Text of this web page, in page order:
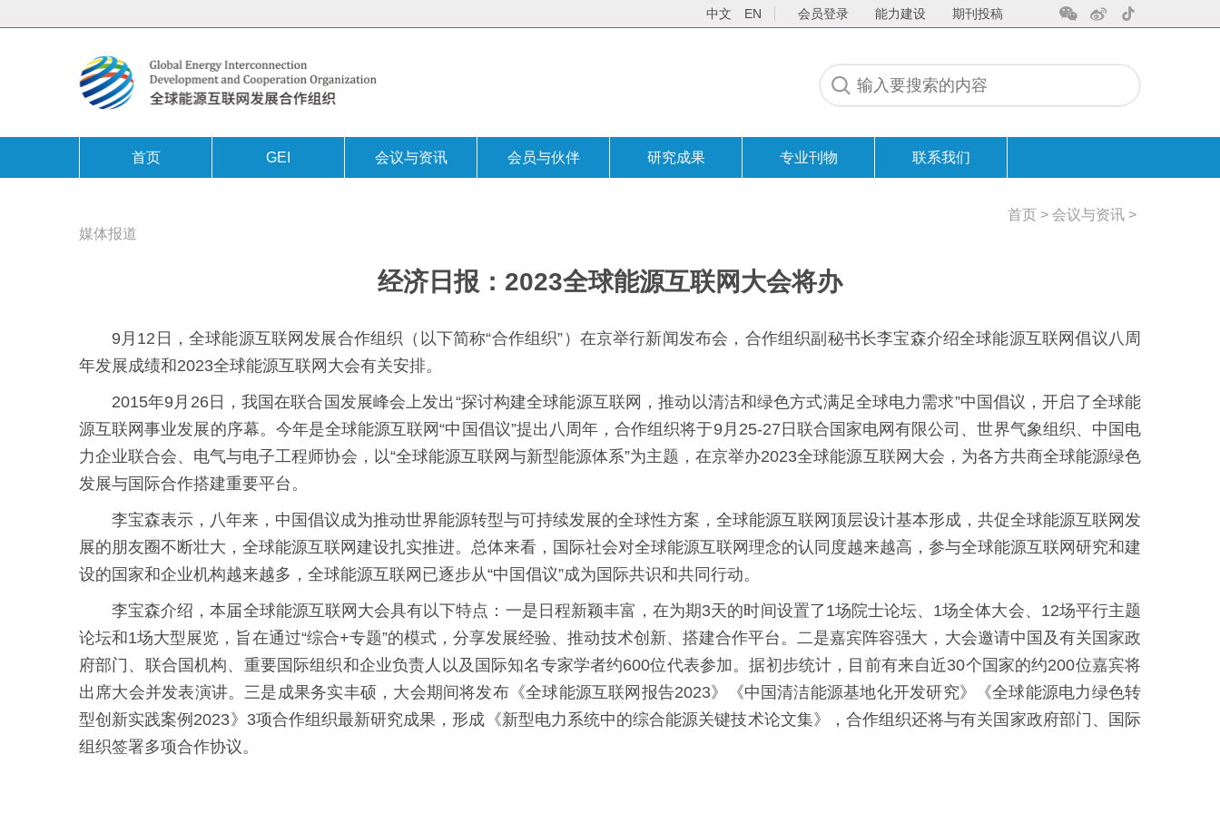
中文 EN 会员登录 能力建设 期刊投稿
首页 GEI 会议与资讯 会员与伙伴 研究成果 专业刊物 联系我们
首页 > 会议与资讯 >
媒体报道
经济日报：2023全球能源互联网大会将办
9月12日，全球能源互联网发展合作组织（以下简称“合作组织”）在京举行新闻发布会，合作组织副秘书长李宝森介绍全球能源互联网倡议八周
年发展成绩和2023全球能源互联网大会有关安排。
2015年9月26日，我国在联合国发展峰会上发出“探讨构建全球能源互联网，推动以清洁和绿色方式满足全球电力需求”中国倡议，开启了全球能
源互联网事业发展的序幕。今年是全球能源互联网“中国倡议”提出八周年，合作组织将于9月25-27日联合国家电网有限公司、世界气象组织、中国电
力企业联合会、电气与电子工程师协会，以“全球能源互联网与新型能源体系”为主题，在京举办2023全球能源互联网大会，为各方共商全球能源绿色
发展与国际合作搭建重要平台。
李宝森表示，八年来，中国倡议成为推动世界能源转型与可持续发展的全球性方案，全球能源互联网顶层设计基本形成，共促全球能源互联网发
展的朋友圈不断壮大，全球能源互联网建设扎实推进。总体来看，国际社会对全球能源互联网理念的认同度越来越高，参与全球能源互联网研究和建
设的国家和企业机构越来越多，全球能源互联网已逐步从“中国倡议”成为国际共识和共同行动。
李宝森介绍，本届全球能源互联网大会具有以下特点：一是日程新颖丰富，在为期3天的时间设置了1场院士论坛、1场全体大会、12场平行主题
论坛和1场大型展览，旨在通过“综合+专题”的模式，分享发展经验、推动技术创新、搭建合作平台。二是嘉宾阵容强大，大会邀请中国及有关国家政
府部门、联合国机构、重要国际组织和企业负责人以及国际知名专家学者约600位代表参加。据初步统计，目前有来自近30个国家的约200位嘉宾将
出席大会并发表演讲。三是成果务实丰硕，大会期间将发布《全球能源互联网报告2023》《中国清洁能源基地化开发研究》《全球能源电力绿色转
型创新实践案例2023》3项合作组织最新研究成果，形成《新型电力系统中的综合能源关键技术论文集》，合作组织还将与有关国家政府部门、国际
组织签署多项合作协议。